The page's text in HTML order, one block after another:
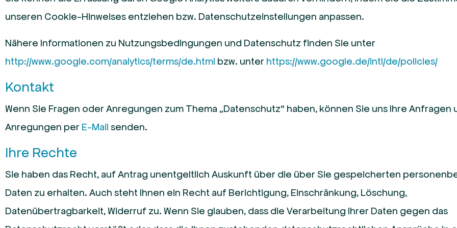
unseren Cookie-Hinweises entziehen bzw. Datenschutzeinstellungen anpassen.
Nähere Informationen zu Nutzungsbedingungen und Datenschutz finden Sie unter
http://www.google.com/analytics/terms/de.html bzw. unter https://www.google.de/intl/de/policies/
Kontakt
Wenn Sie Fragen oder Anregungen zum Thema „Datenschutz“ haben, können Sie uns Ihre Anfragen
Anregungen per E-Mail senden.
Ihre Rechte
Sie haben das Recht, auf Antrag unentgeltlich Auskunft über die über Sie gespeicherten
Daten zu erhalten. Auch steht Ihnen ein Recht auf Berichtigung, Einschränkung, Löschung,
Datenübertragbarkeit, Widerruf zu. Wenn Sie glauben, dass die Verarbeitung Ihrer Daten gegen das